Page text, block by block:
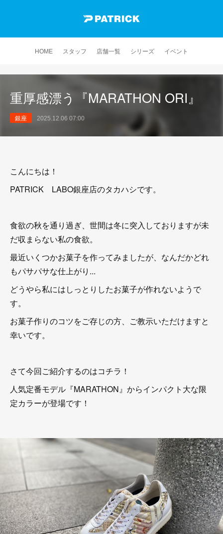
HOME スタッフ 店舗一覧 シリーズ イベント
重厚感漂う『MARATHON ORI』
銀座 2025.12.06 07:00
こんにちは！
PATRICK LABO銀座店のタカハシです。
食欲の秋を通り過ぎ、世間は冬に突入しておりますが未
だ収まらない私の食欲。
最近いくつかお菓子を作ってみましたが、なんだかどれ
もパサパサな仕上がり...
どうやら私にはしっとりしたお菓子が作れないようで
す。
お菓子作りのコツをご存じの方、ご教示いただけますと
幸いです。
さて今回ご紹介するのはコチラ！
人気定番モデル『MARATHON』からインパクト大な限
定カラーが登場です！